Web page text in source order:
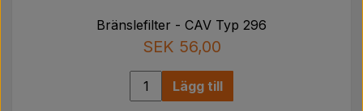
Bränslefilter - CAV Typ 296
SEK 56,00
Lägg till